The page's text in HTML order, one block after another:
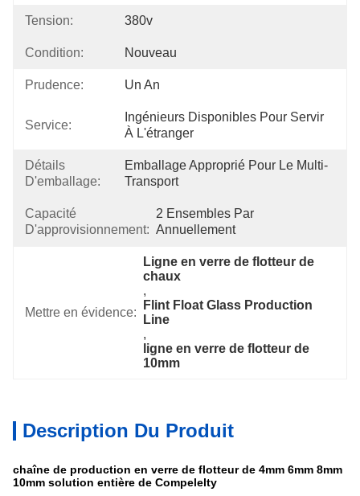
Tension: 380v
Condition: Nouveau
Prudence: Un An
Service:
Ingénieurs Disponibles Pour Servir
À L'étranger
Détails
D'emballage:
Emballage Approprié Pour Le Multi-
Transport
Capacité
D'approvisionnement:
2 Ensembles Par
Annuellement
Mettre en évidence:
Ligne en verre de flotteur de
chaux
,
Flint Float Glass Production
Line
,
ligne en verre de flotteur de
10mm
Description Du Produit
chaîne de production en verre de flotteur de 4mm 6mm 8mm
10mm solution entière de Compelelty